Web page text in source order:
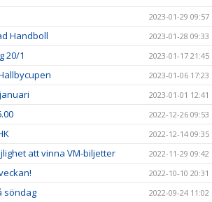
2023-01-29 09:57
Handboll 2023-01-28 09:33
20/1 2023-01-17 21:45
2023-01-06 17:23
2023-01-01 12:41
2022-12-26 09:53
2022-12-14 09:35
att vinna VM-biljetter 2022-11-29 09:42
2022-10-10 20:31
söndag 2022-09-24 11:02